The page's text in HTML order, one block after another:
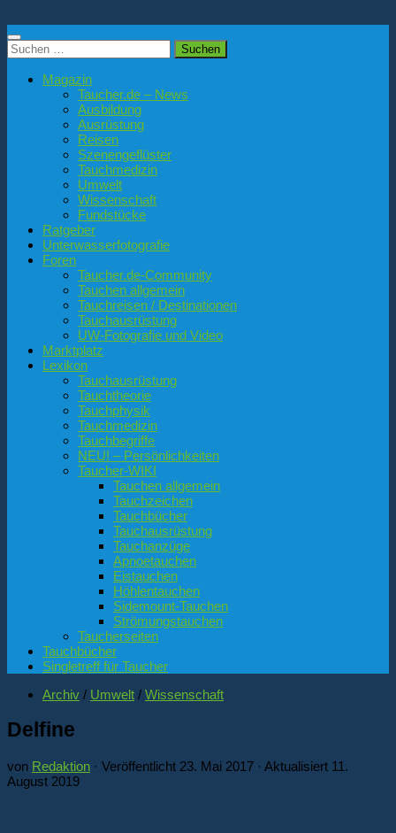
Suchen
nach:
Magazin
Taucher.de – News
Ausbildung
Ausrüstung
Reisen
Szenengeflüster
Tauchmedizin
Umwelt
Wissenschaft
Fundstücke
Ratgeber
Unterwasserfotografie
Foren
Taucher.de-Community
Tauchen allgemein
Tauchreisen / Destinationen
Tauchausrüstung
UW-Fotografie und Video
Marktplatz
Lexikon
Tauchausrüstung
Tauchtheorie
Tauchphysik
Tauchmedizin
Tauchbegriffe
NEU! – Persönlichkeiten
Taucher-WIKI
Tauchen allgemein
Tauchzeichen
Tauchbücher
Tauchausrüstung
Tauchanzüge
Apnoetauchen
Eistauchen
Höhlentauchen
Sidemount-Tauchen
Strömungstauchen
Taucherseiten
Tauchbücher
Singletreff für Taucher
Archiv / Umwelt / Wissenschaft
Delfine
von Redaktion · Veröffentlicht 23. Mai 2017 · Aktualisiert 11.
August 2019